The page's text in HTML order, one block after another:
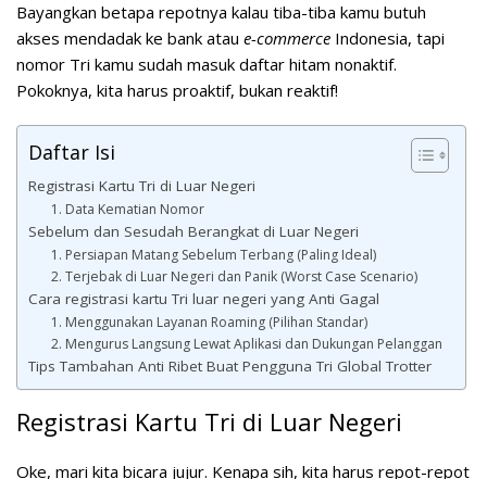
Bayangkan betapa repotnya kalau tiba-tiba kamu butuh
akses mendadak ke bank atau e-commerce Indonesia, tapi
nomor Tri kamu sudah masuk daftar hitam nonaktif.
Pokoknya, kita harus proaktif, bukan reaktif!
Daftar Isi
Registrasi Kartu Tri di Luar Negeri
1. Data Kematian Nomor
Sebelum dan Sesudah Berangkat di Luar Negeri
1. Persiapan Matang Sebelum Terbang (Paling Ideal)
2. Terjebak di Luar Negeri dan Panik (Worst Case Scenario)
Cara registrasi kartu Tri luar negeri yang Anti Gagal
1. Menggunakan Layanan Roaming (Pilihan Standar)
2. Mengurus Langsung Lewat Aplikasi dan Dukungan Pelanggan
Tips Tambahan Anti Ribet Buat Pengguna Tri Global Trotter
Registrasi Kartu Tri di Luar Negeri
Oke, mari kita bicara jujur. Kenapa sih, kita harus repot-repot